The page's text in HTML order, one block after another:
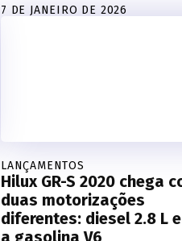
7 DE JANEIRO DE 2026
LANÇAMENTOS
Hilux GR-S 2020 chega
duas motorizações
diferentes: diesel 2.8 L
a gasolina V6